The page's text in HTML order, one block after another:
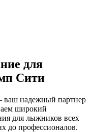
для
Сити
ваш надежный партнер
широкий
для лыжников всех
до профессионалов.